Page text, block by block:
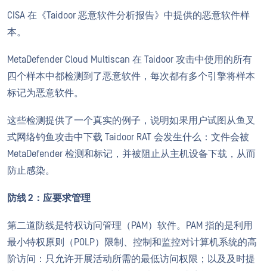
CISA 在《Taidoor 恶意软件分析报告》中提供的恶意软件样
本。
MetaDefender Cloud Multiscan 在 Taidoor 攻击中使用的所有
四个样本中都检测到了恶意软件，每次都有多个引擎将样本
标记为恶意软件。
这些检测提供了一个真实的例子，说明如果用户试图从鱼叉
式网络钓鱼攻击中下载 Taidoor RAT 会发生什么：文件会被
MetaDefender 检测和标记，并被阻止从主机设备下载，从而
防止感染。
防线 2：应要求管理
第二道防线是特权访问管理（PAM）软件。PAM 指的是利用
最小特权原则（POLP）限制、控制和监控对计算机系统的高
阶访问：只允许开展活动所需的最低访问权限；以及及时提